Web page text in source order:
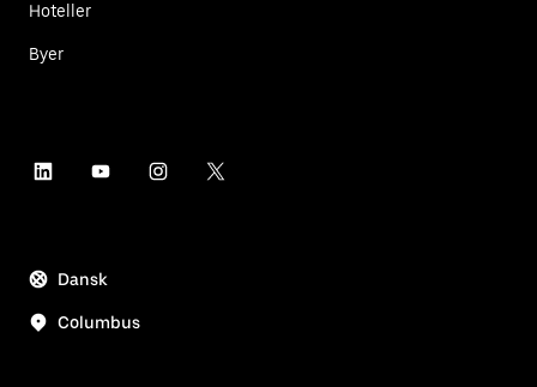
Hoteller
Byer
Dansk
Columbus